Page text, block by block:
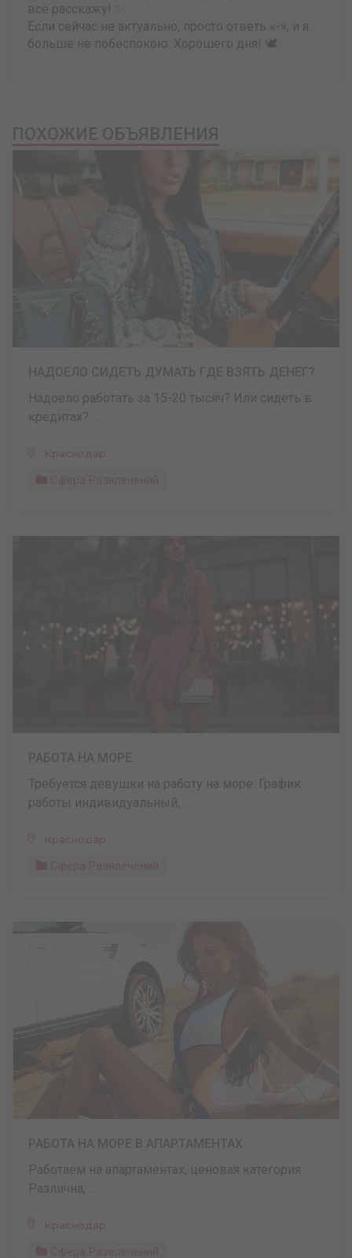
всё расскажу! ✨
Если сейчас не актуально, просто ответь «-», и я
больше не побеспокою. Хорошего дня! 🕊️
Надоело работать за 15-20 тысяч? Или сидеть в
кредитах? ...
Краснодар
Сфера Развлечений
Требуется девушки на работу на море. График
работы индивидуальный, ...
Краснодар
Сфера Развлечений
Работаем на апартаментах, ценовая категория
Различна, ...
Краснодар
Сфера Развлечений